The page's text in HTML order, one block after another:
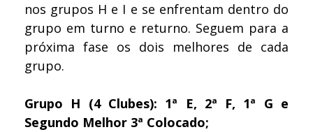
nos grupos H e I e se enfrentam dentro do
grupo em turno e returno. Seguem para a
próxima fase os dois melhores de cada
grupo.
Grupo H (4 Clubes): 1ª E, 2ª F, 1ª G e
Segundo Melhor 3ª Colocado;